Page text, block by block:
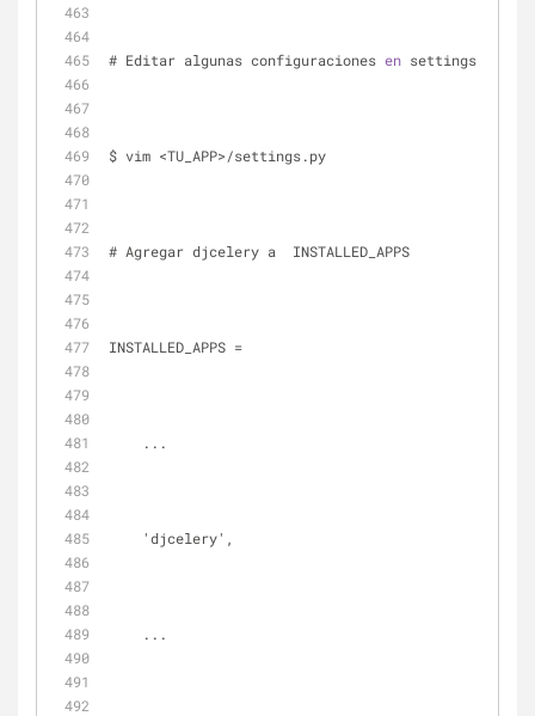
# Editar algunas configuraciones en settings.py
$ vim <TU_APP>/settings.py
# Agregar djcelery a  INSTALLED_APPS
INSTALLED_APPS =
    ...
    'djcelery',
    ...